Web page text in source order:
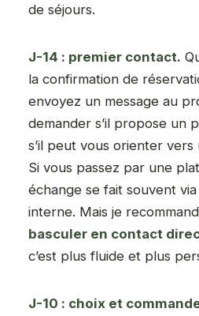
de séjours.
J-14 : premier contact.
la confirmation de
envoyez un message au
demander s’il propose un
s’il peut vous orienter
Si vous passez par une
échange se fait souvent
interne. Mais je
basculer en contact
c’est plus fluide et plus
J-10 : choix et